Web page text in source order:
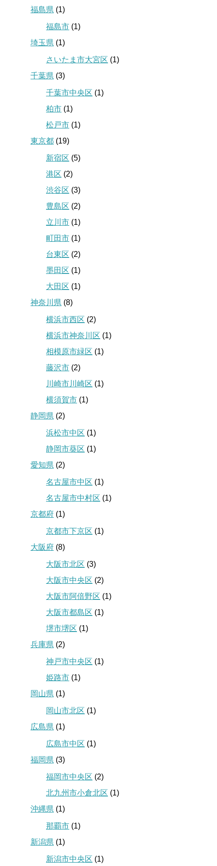
福島県 (1)
福島市 (1)
埼玉県 (1)
さいたま市大宮区 (1)
千葉県 (3)
千葉市中央区 (1)
柏市 (1)
松戸市 (1)
東京都 (19)
新宿区 (5)
港区 (2)
渋谷区 (3)
豊島区 (2)
立川市 (1)
町田市 (1)
台東区 (2)
墨田区 (1)
大田区 (1)
神奈川県 (8)
横浜市西区 (2)
横浜市神奈川区 (1)
相模原市緑区 (1)
藤沢市 (2)
川崎市川崎区 (1)
横須賀市 (1)
静岡県 (2)
浜松市中区 (1)
静岡市葵区 (1)
愛知県 (2)
名古屋市中区 (1)
名古屋市中村区 (1)
京都府 (1)
京都市下京区 (1)
大阪府 (8)
大阪市北区 (3)
大阪市中央区 (2)
大阪市阿倍野区 (1)
大阪市都島区 (1)
堺市堺区 (1)
兵庫県 (2)
神戸市中央区 (1)
姫路市 (1)
岡山県 (1)
岡山市北区 (1)
広島県 (1)
広島市中区 (1)
福岡県 (3)
福岡市中央区 (2)
北九州市小倉北区 (1)
沖縄県 (1)
那覇市 (1)
新潟県 (1)
新潟市中央区 (1)